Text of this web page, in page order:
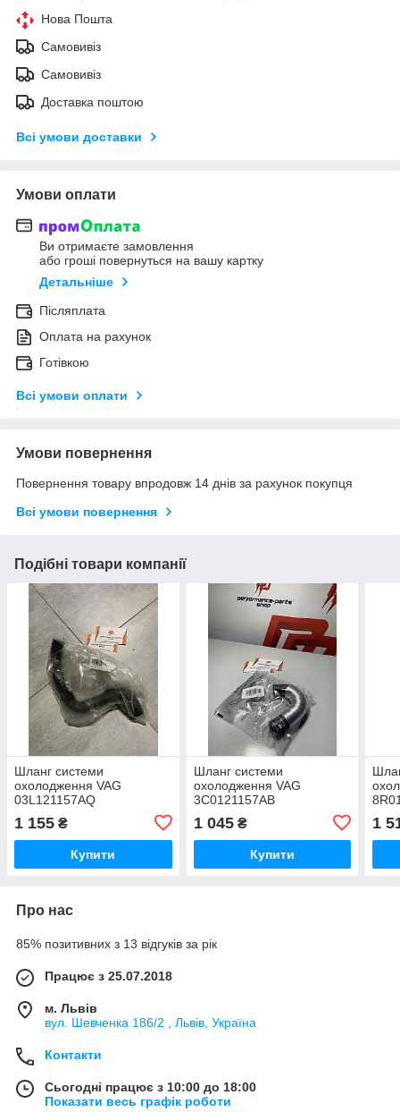
Нова Пошта
Самовивіз
Самовивіз
Доставка поштою
Всі умови доставки
Умови оплати
Ви отримаєте замовлення
або гроші повернуться на вашу картку
Детальніше
Післяплата
Оплата на рахунок
Готівкою
Всі умови оплати
Умови повернення
Повернення товару впродовж 14 днів за рахунок покупця
Всі умови повернення
Подібні товари компанії
Шланг системи
охолодження VAG
03L121157AQ
1 155 ₴
Купити
Шланг системи
охолодження VAG
3C0121157AB
1 045₴
Купити
1
Про нас
85% позитивних з 13 відгуків за рік
Працює з 25.07.2018
м. Львів
вул. Шевченка 186/2 , Львів, Україна
Контакти
Сьогодні працює з 10:00 до 18:00
Показати весь графік роботи